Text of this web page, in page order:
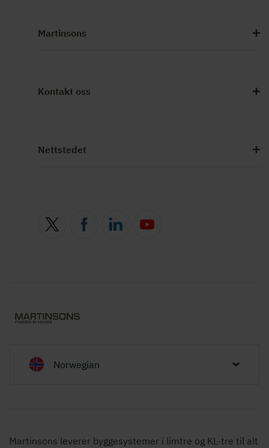
Martinsons
Kontakt oss
Nettstedet
Norwegian
Martinsons leverer byggesystemer i limtre og KL-tre til alt